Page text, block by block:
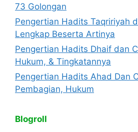
73 Golongan
Pengertian Hadits Taqririyah
Lengkap Beserta Artinya
Pengertian Hadits Dhaif dan
Hukum, & Tingkatannya
Pengertian Hadits Ahad Dan
Pembagian, Hukum
Blogroll